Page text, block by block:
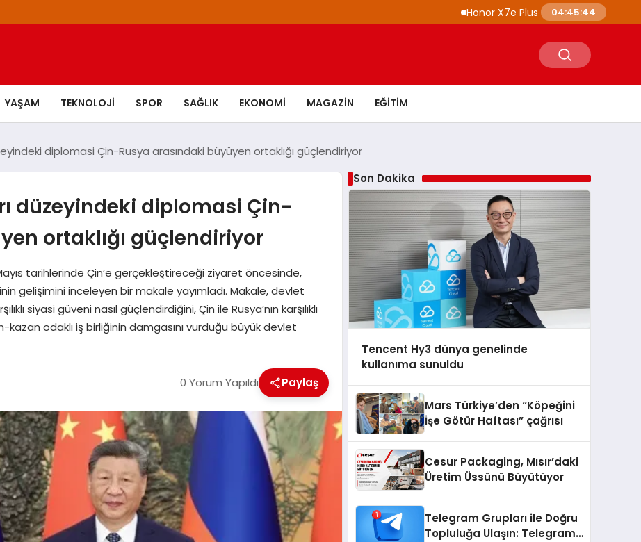
Honor X7e Plus Tanıtıldı 8100 mAh
04:45:45
YAŞAM TEKNOLOJI SPOR SAĞLIK EKONOMI MAGAZIN EĞITIM
diplomasi Çin-Rusya arasındaki büyüyen ortaklığı güçlendiriyor
düzeyindeki diplomasi Çin-
ortaklığı güçlendiriyor
tarihlerinde Çin’e gerçekleştireceği ziyaret öncesinde,
gelişimini inceleyen bir makale yayımladı. Makale, devlet
siyasi güveni nasıl güçlendirdiğini, Çin ile Rusya’nın karşılıklı
odaklı iş birliğinin damgasını vurduğu büyük devlet
0 Yorum Yapıldı Paylaş
Son Dakika
Tencent Hy3 dünya genelinde
kullanıma sunuldu
Mars Türkiye’den “Köpeğini
İşe Götür Haftası” çağrısı
Cesur Packaging, Mısır’daki
Üretim Üssünü Büyütüyor
Telegram Grupları ile Doğru
Topluluğa Ulaşın: Telegram